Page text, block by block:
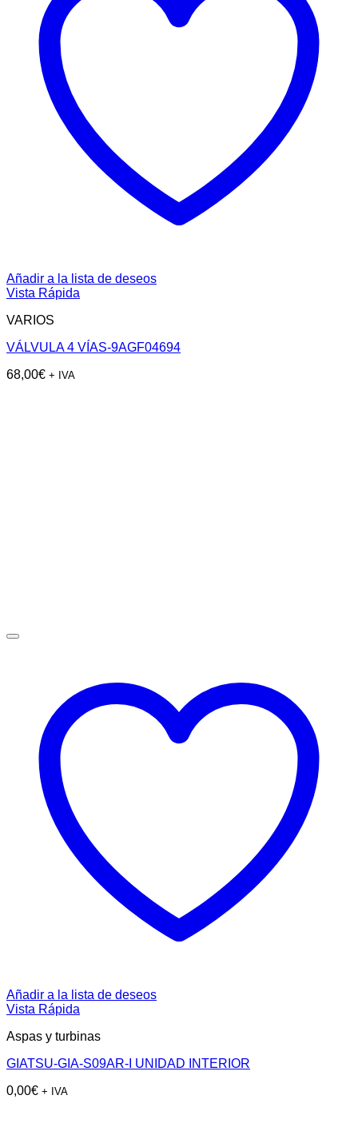
Añadir a la lista de deseos
Vista Rápida
VARIOS
VÁLVULA 4 VÍAS-9AGF04694
68,00€ + IVA
Añadir a la lista de deseos
Vista Rápida
Aspas y turbinas
GIATSU-GIA-S09AR-I UNIDAD INTERIOR
0,00€ + IVA